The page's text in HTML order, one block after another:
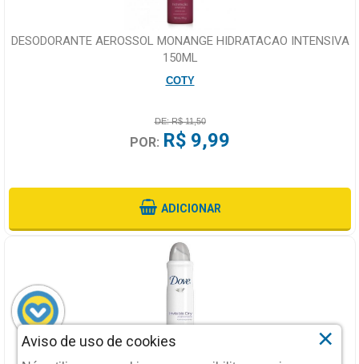
DESODORANTE AEROSSOL MONANGE HIDRATACAO INTENSIVA
150ML
COTY
DE: R$ 11,50
POR: R$ 9,99
ADICIONAR
Aviso de uso de cookies ×